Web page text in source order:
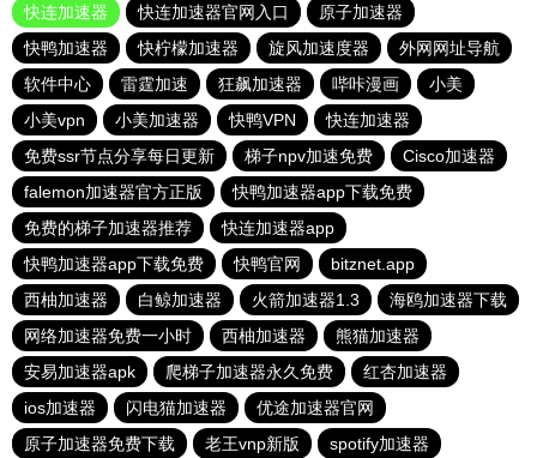
快连加速器
快连加速器官网入口
原子加速器
快鸭加速器
快柠檬加速器 旋风加速度器
外网网址导航
软件中心
雷霆加速 狂飙加速器 哔咔漫画
小美
小美vpn
小美加速器 快鸭VPN
快连加速器
免费ssr节点分享每日更新
梯子npv加速免费
Cisco加速器
falemon加速器官方正版
快鸭加速器app下载免费
免费的梯子加速器推荐
快连加速器app
快鸭加速器app下载免费
快鸭官网
bitznet.app
西柚加速器
白鲸加速器 火箭加速器1.3
海鸥加速器下载
网络加速器免费一小时
西柚加速器
熊猫加速器
安易加速器apk
爬梯子加速器永久免费
红杏加速器
ios加速器
闪电猫加速器
优途加速器官网
原子加速器免费下载
老王vnp新版 spotify加速器